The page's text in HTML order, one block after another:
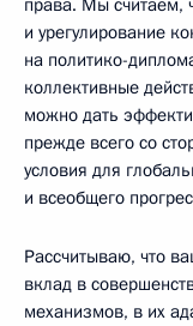
права. Мы считаем,
и урегулирование
на политико-
коллективные
можно дать
прежде всего со
условия для
и всеобщего
Рассчитываю, что
вклад в
механизмов, в их